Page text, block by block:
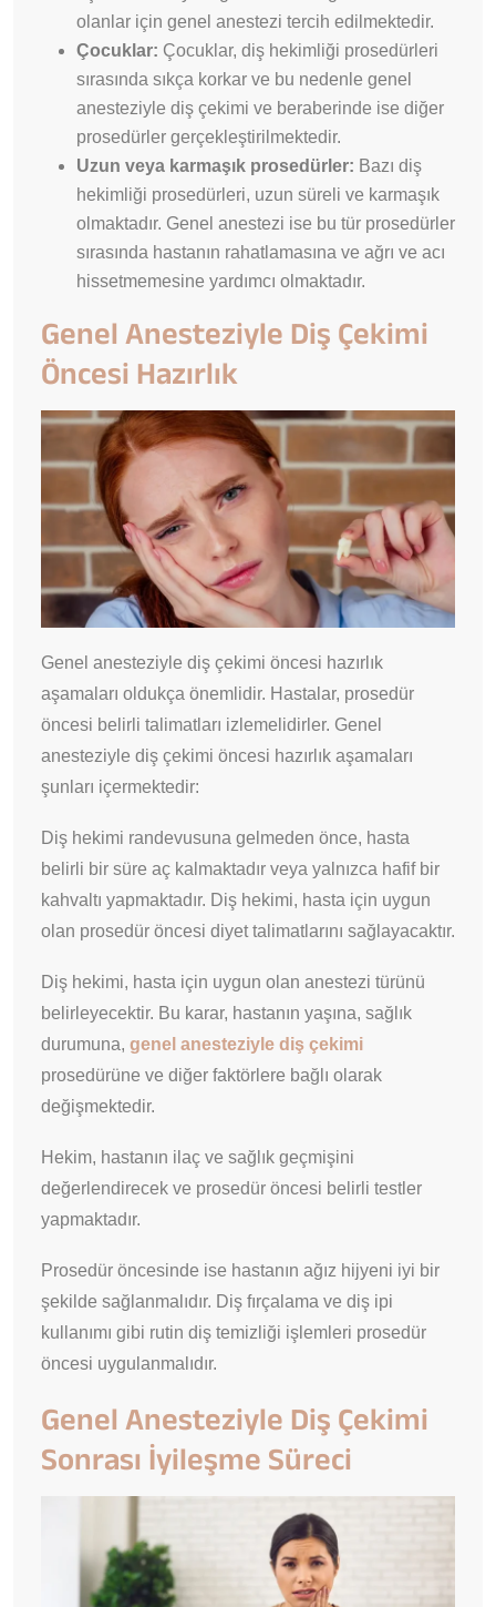
olanlar için genel anestezi tercih edilmektedir.
Çocuklar: Çocuklar, diş hekimliği prosedürleri
sırasında sıkça korkar ve bu nedenle genel
anesteziyle diş çekimi ve beraberinde ise diğer
prosedürler gerçekleştirilmektedir.
Uzun veya karmaşık prosedürler: Bazı diş
hekimliği prosedürleri, uzun süreli ve karmaşık
olmaktadır. Genel anestezi ise bu tür prosedürler
sırasında hastanın rahatlamasına ve ağrı ve acı
hissetmemesine yardımcı olmaktadır.
Genel Anesteziyle Diş Çekimi
Öncesi Hazırlık
Genel anesteziyle diş çekimi öncesi hazırlık
aşamaları oldukça önemlidir. Hastalar, prosedür
öncesi belirli talimatları izlemelidirler. Genel
anesteziyle diş çekimi öncesi hazırlık aşamaları
şunları içermektedir:
Diş hekimi randevusuna gelmeden önce, hasta
belirli bir süre aç kalmaktadır veya yalnızca hafif bir
kahvaltı yapmaktadır. Diş hekimi, hasta için uygun
olan prosedür öncesi diyet talimatlarını sağlayacaktır.
Diş hekimi, hasta için uygun olan anestezi türünü
belirleyecektir. Bu karar, hastanın yaşına, sağlık
durumuna, genel anesteziyle diş çekimi
prosedürüne ve diğer faktörlere bağlı olarak
değişmektedir.
Hekim, hastanın ilaç ve sağlık geçmişini
değerlendirecek ve prosedür öncesi belirli testler
yapmaktadır.
Prosedür öncesinde ise hastanın ağız hijyeni iyi bir
şekilde sağlanmalıdır. Diş fırçalama ve diş ipi
kullanımı gibi rutin diş temizliği işlemleri prosedür
öncesi uygulanmalıdır.
Genel Anesteziyle Diş Çekimi
Sonrası İyileşme Süreci